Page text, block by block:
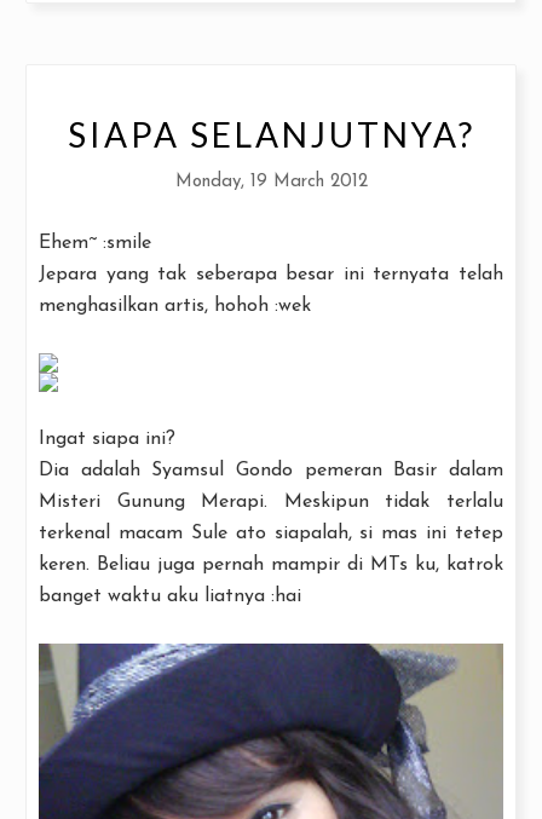
SIAPA SELANJUTNYA?
Monday, 19 March 2012
Ehem~ :smile
Jepara yang tak seberapa besar ini ternyata telah
menghasilkan artis, hohoh :wek
Ingat siapa ini?
Dia adalah Syamsul Gondo pemeran Basir dalam
Misteri Gunung Merapi. Meskipun tidak terlalu
terkenal macam Sule ato siapalah, si mas ini tetep
keren. Beliau juga pernah mampir di MTs ku, katrok
banget waktu aku liatnya :hai